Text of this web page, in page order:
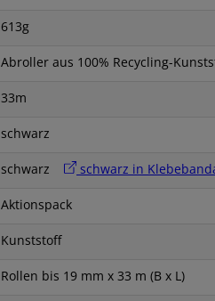
613g
Abroller aus 100% Recycling-
33m
schwarz
schwarz schwarz in
Aktionspack
Kunststoff
Rollen bis 19 mm x 33 m (B x L)